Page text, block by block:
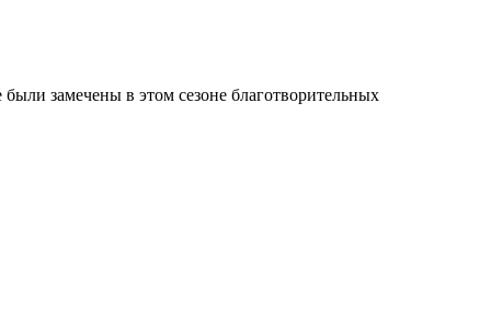
замечены в этом сезоне благотворительных